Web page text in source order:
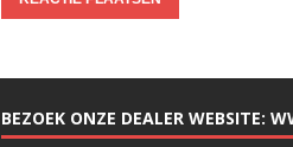
BEZOEK ONZE DEALER WEBSITE: